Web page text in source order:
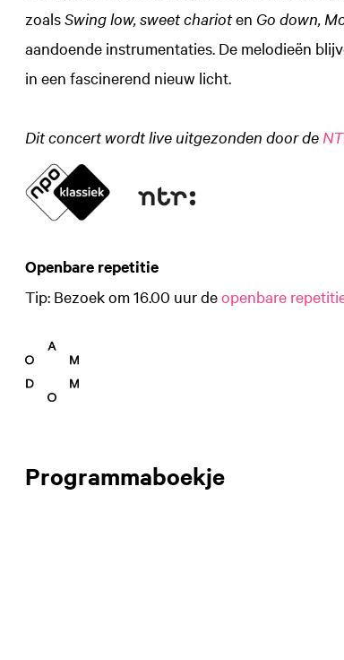
zoalsSwing low, sweet charioten Go down,
aandoende instrumentaties. De melodieën
in een fascinerend nieuw licht.
Dit concert wordt live uitgezonden door de
Openbare repetitie
Tip: Bezoek om 16.00 uur deopenbare
Programmaboekje